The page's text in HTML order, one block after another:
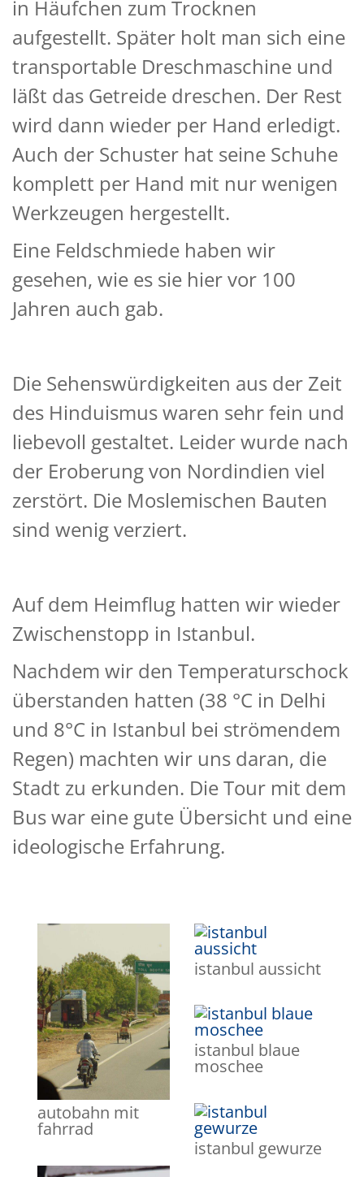
in Häufchen zum Trocknen
aufgestellt. Später holt man sich eine
transportable Dreschmaschine und
läßt das Getreide dreschen. Der Rest
wird dann wieder per Hand erledigt.
Auch der Schuster hat seine Schuhe
komplett per Hand mit nur wenigen
Werkzeugen hergestellt.
Eine Feldschmiede haben wir
gesehen, wie es sie hier vor 100
Jahren auch gab.
Die Sehenswürdigkeiten aus der Zeit
des Hinduismus waren sehr fein und
liebevoll gestaltet. Leider wurde nach
der Eroberung von Nordindien viel
zerstört. Die Moslemischen Bauten
sind wenig verziert.
Auf dem Heimflug hatten wir wieder
Zwischenstopp in Istanbul.
Nachdem wir den Temperaturschock
überstanden hatten (38 °C in Delhi
und 8°C in Istanbul bei strömendem
Regen) machten wir uns daran, die
Stadt zu erkunden. Die Tour mit dem
Bus war eine gute Übersicht und eine
ideologische Erfahrung.
autobahn mit
fahrrad
istanbul aussicht
istanbul blaue
moschee
istanbul gewurze